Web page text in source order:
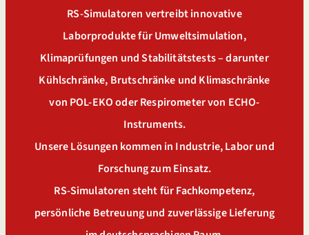
RS-Simulatoren vertreibt innovative
Laborprodukte für Umweltsimulation,
Klimaprüfungen und Stabilitätstests – darunter
Kühlschränke, Brutschränke und Klimaschränke
von POL-EKO oder Respirometer von ECHO-
Instruments.
Unsere Lösungen kommen in Industrie, Labor und
Forschung zum Einsatz.
RS-Simulatoren steht für Fachkompetenz,
persönliche Betreuung und zuverlässige Lieferung